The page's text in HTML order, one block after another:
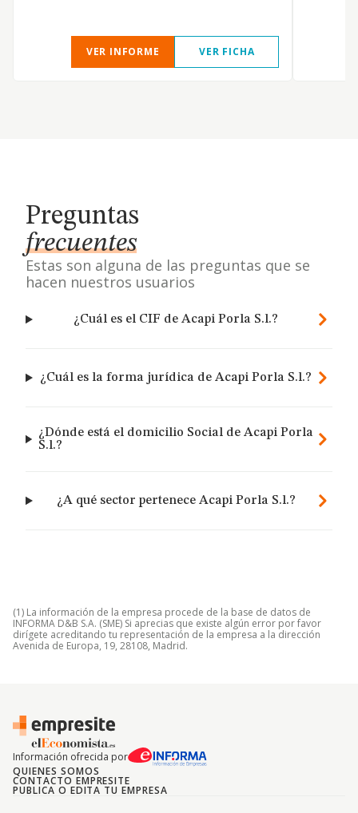
VER INFORME VER FICHA
Preguntas
frecuentes
Estas son alguna de las preguntas que se
hacen nuestros usuarios
¿Cuál es el CIF de Acapi Porla S.l.?
¿Cuál es la forma jurídica de Acapi Porla S.l.?
¿Dónde está el domicilio Social de Acapi Porla
S.l.?
¿A qué sector pertenece Acapi Porla S.l.?
(1) La información de la empresa procede de la base de datos de
INFORMA D&B S.A. (SME) Si aprecias que existe algún error por favor
dirígete acreditando tu representación de la empresa a la dirección
Avenida de Europa, 19, 28108, Madrid.
Información ofrecida por
QUIENES SOMOS
CONTACTO EMPRESITE
PUBLICA O EDITA TU EMPRESA